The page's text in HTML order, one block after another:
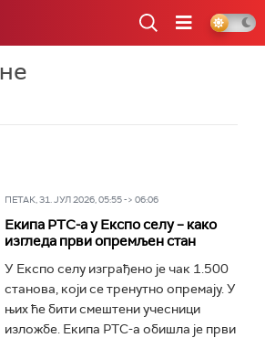
ПЕТАК, 31. ЈУЛ 2026, 05:55 -> 06:06
Екипа РТС-а у Експо селу – како
изгледа први опремљен стан
У Експо селу изграђено је чак 1.500
станова, који се тренутно опремају. У
њих ће бити смештени учесници
изложбе. Екипа РТС-а обишла је први